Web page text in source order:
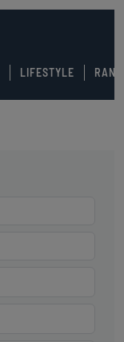
LIFESTYLE